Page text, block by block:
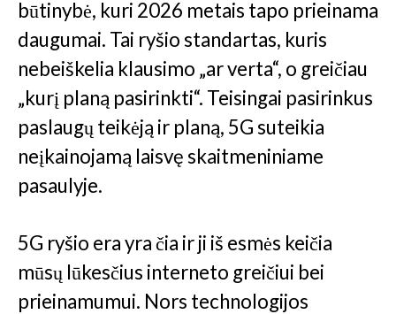
būtinybė, kuri 2026 metais tapo prieinama
daugumai. Tai ryšio standartas, kuris
nebeiškelia klausimo „ar verta“, o greičiau
„kurį planą pasirinkti“. Teisingai pasirinkus
paslaugų teikėją ir planą, 5G suteikia
neįkainojamą laisvę skaitmeniniame
pasaulyje.
5G ryšio era yra čia ir ji iš esmės keičia
mūsų lūkesčius interneto greičiui bei
prieinamumui. Nors technologijos